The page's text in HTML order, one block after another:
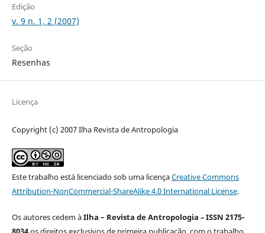
Edição
v. 9 n. 1, 2 (2007)
Seção
Resenhas
Licença
Copyright (c) 2007 Ilha Revista de Antropologia
Este trabalho está licenciado sob uma licençaCreative Commons
Attribution-NonCommercial-ShareAlike 4.0 International License.
Os autores cedem àIlha – Revista de Antropologia –ISSN 2175-